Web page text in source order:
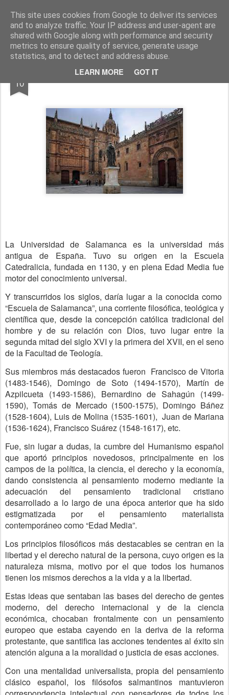
This site uses cookies from Google to deliver its services
and to analyze traffic. Your IP address and user-agent are
shared with Google along with performance and security
metrics to ensure quality of service, generate usage
statistics, and to detect and address abuse.
LEARN MORE GOT IT
Cesáreo Jarabo Investigacion historica, leyenda negra
10 La Escuela de Salamanca
La Universidad de Salamanca es la universidad más
antigua de España. Tuvo su origen en la Escuela
Catedralicia, fundada en 1130, y en plena Edad Media fue
motor del conocimiento universal.
Y transcurridos los siglos, daría lugar a la conocida como
“Escuela de Salamanca”, una corriente filosófica, teológica y
científica que, desde la concepción católica tradicional del
hombre y de su relación con Dios, tuvo lugar entre la
segunda mitad del siglo XVI y la primera del XVII, en el seno
de la Facultad de Teología.
Sus miembros más destacados fueron Francisco de Vitoria
(1483-1546), Domingo de Soto (1494-1570), Martín de
Azpilcueta (1493-1586), Bernardino de Sahagún (1499-
1590), Tomás de Mercado (1500-1575), Domingo Báñez
(1528-1604), Luis de Molina (1535-1601), Juan de Mariana
(1536-1624), Francisco Suárez (1548-1617), etc.
Fue, sin lugar a dudas, la cumbre del Humanismo español
que aportó principios novedosos, principalmente en los
campos de la política, la ciencia, el derecho y la economía,
dando consistencia al pensamiento moderno mediante la
adecuación del pensamiento tradicional cristiano
desarrollado a lo largo de una época anterior que ha sido
estigmatizada por el pensamiento materialista
contemporáneo como “Edad Media”.
Los principios filosóficos más destacables se centran en la
libertad y el derecho natural de la persona, cuyo origen es la
naturaleza misma, motivo por el que todos los humanos
tienen los mismos derechos a la vida y a la libertad.
Estas ideas que sentaban las bases del derecho de gentes
moderno, del derecho internacional y de la ciencia
económica, chocaban frontalmente con un pensamiento
europeo que estaba cayendo en la deriva de la reforma
protestante, que santifica las acciones tendentes al éxito sin
atención alguna a la moralidad o justicia de esas acciones.
Con una mentalidad universalista, propia del pensamiento
clásico español, los filósofos salmantinos mantuvieron